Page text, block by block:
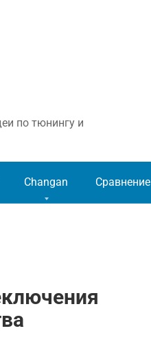
по тюнингу и
Changan Сравнение